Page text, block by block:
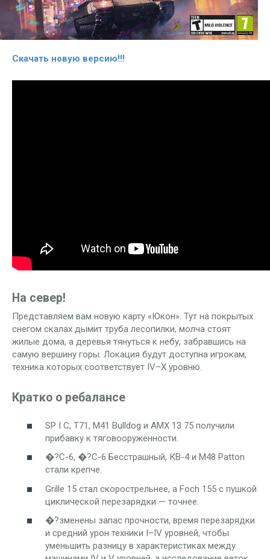
Скачать новую версию!!!
На север!
Представляем вам новую карту «Юкон». Тут на покрытых
снегом скалах дымит труба лесопилки, молча стоят
жилые дома, а деревья тянуться к небу, забравшись на
самую вершину горы. Локация будут доступна игрокам,
техника которых соответствует IV–X уровню.
Кратко о ребалансе
SP I C, T71, M41 Bulldog и AMX 13 75 получили
прибавку к тяговооружённости.
�?С-6, �?С-6 Бесстрашный, КВ-4 и M48 Patton
стали крепче.
Grille 15 стал скорострельнее, а Foch 155 с пушкой
циклической перезарядки — точнее.
�?зменены запас прочности, время перезарядки
и средний урон техники I–IV уровней, чтобы
уменьшить разницу в характеристиках между